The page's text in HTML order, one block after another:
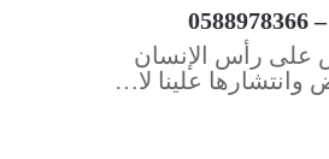
على رأس الإنسان
علينا لا…